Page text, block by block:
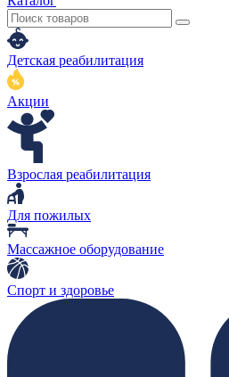
Детская реабилитация
Акции
Взрослая реабилитация
Для пожилых
Массажное оборудование
Спорт и здоровье